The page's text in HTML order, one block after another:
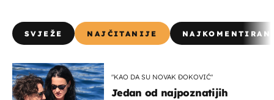
SVJEŽE NAJČITANIJE
"KAO DA SU NOVAK ĐOKOVIĆ"
Jedan od najpoznatijih